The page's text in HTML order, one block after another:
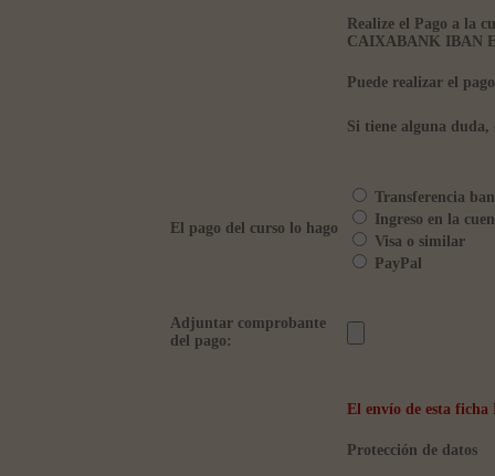
Realize el Pago a la
CAIXABANK IBAN
Puede realizar el
Si tiene alguna
El pago del curso lo hago
Transferencia
Ingreso en la
Visa o similar
PayPal
Adjuntar comprobante
del pago:
El envío de esta ficha
Protección de datos